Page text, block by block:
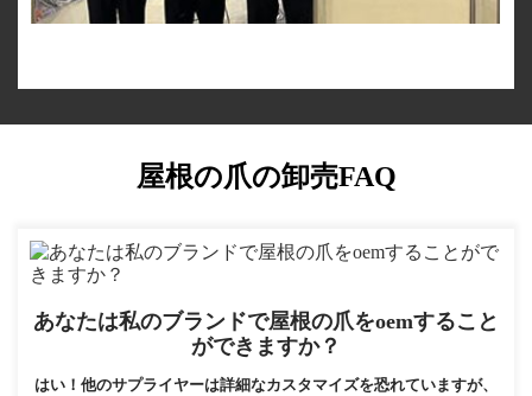
屋根の爪の卸売FAQ
あなたは私のブランドで屋根の爪をoemすること
ができますか？
はい！他のサプライヤーは詳細なカスタマイズを恐れていますが、